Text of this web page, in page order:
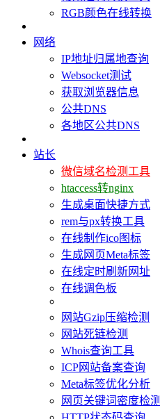
RGB颜色在线转换
网络
IP地址归属地查询
Websocket测试
获取浏览器信息
公共DNS
各地区公共DNS
站长
微信域名检测工具
htaccess转nginx
生成桌面快捷方式
rem与px转换工具
在线制作ico图标
生成网页Meta标签
在线定时刷新网址
在线调色板
网站Gzip压缩检测
网站死链检测
Whois查询工具
ICP网站备案查询
Meta标签优化分析
网页关键词密度检测